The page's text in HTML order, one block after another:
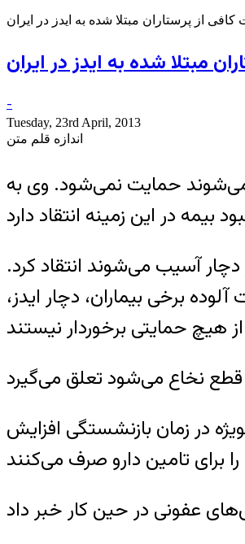
از پرستاران مبتلا شده به ایدز در ایران
مبتلا شده به ایدز در ایران
-
Tuesday, 23rd April, 2013
اندازه قلم متن
می‌شوند حمایت نمی‌شود. وی به
که در هنگام کار دچار آسیب می‌شوند انتقاد کرد.
برخی بیماران، دچار ایدز،
در زمان بازنشستگی افزایش